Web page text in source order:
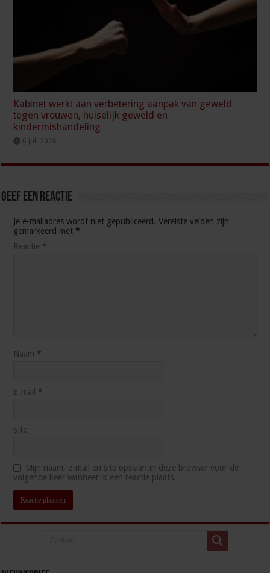
Kabinet werkt aan verbetering aanpak van geweld
tegen vrouwen, huiselijk geweld en
kindermishandeling
6 juli 2026
Geef een reactie
Je e-mailadres wordt niet gepubliceerd. Vereiste velden zijn
gemarkeerd met *
Reactie *
Naam *
E-mail *
Site
Mijn naam, e-mail en site opslaan in deze browser voor de
volgende keer wanneer ik een reactie plaats.